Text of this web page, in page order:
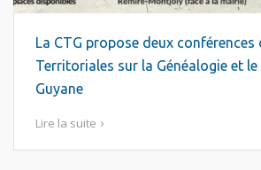
La CTG propose deux conférences
Territoriales sur la Généalogie et le
Guyane
Lire la suite